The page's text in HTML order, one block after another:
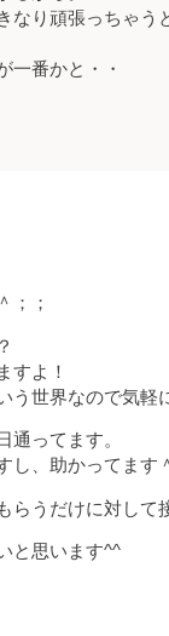
なり頑張っちゃう
一番かと・・
；；
すよ！
う世界なので気軽
通ってます。
し、助かってます
らうだけに対して
と思います^^